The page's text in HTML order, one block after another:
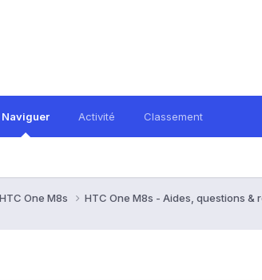
Naviguer Activité Classement
HTC One M8s HTC One M8s - Aides, questions &